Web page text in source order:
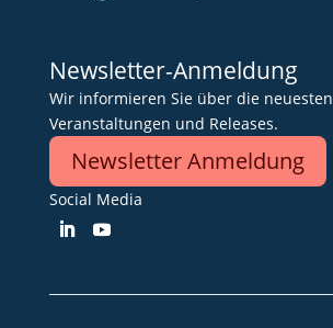
Newsletter-Anmeldung
Wir informieren Sie über die neuesten
Veranstaltungen und Releases.
Newsletter Anmeldung
Social Media